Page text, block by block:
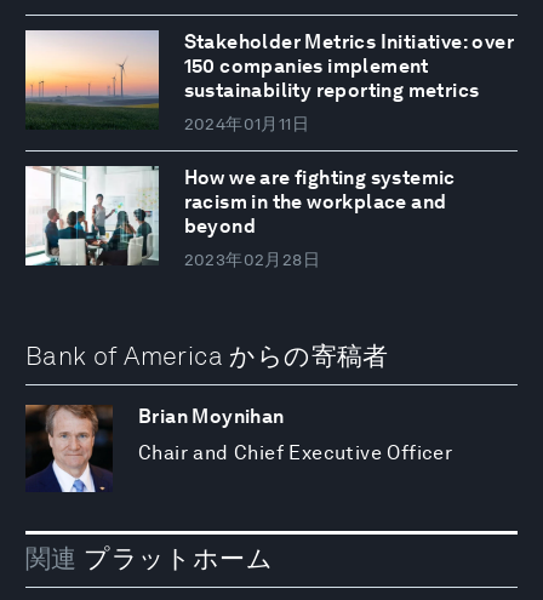
Stakeholder Metrics Initiative: over
150 companies implement
sustainability reporting metrics
2024年01月11日
How we are fighting systemic
racism in the workplace and
beyond
2023年02月28日
Bank of America からの寄稿者
Brian Moynihan
Chair and Chief Executive Officer
関連 プラットホーム